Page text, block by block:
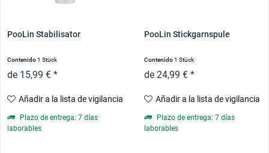
PooLin Stabilisator
Contenido1 Stück
de 15,99 € *
Añadir a la lista de vigilancia
Plazo de entrega: 7 días
laborables
PooLin Stickgarnspule
Contenido1 Stück
de 24,99 € *
Añadir a la lista de vigilancia
Plazo de entrega: 7 días
laborables